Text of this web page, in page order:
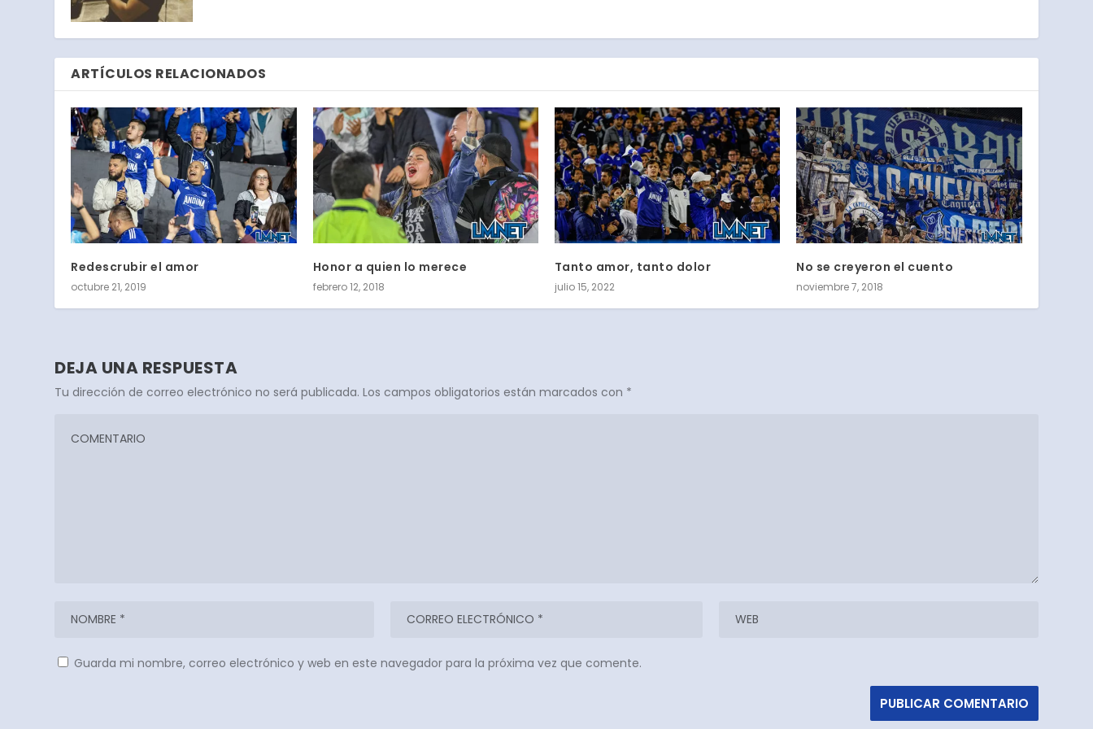
ARTÍCULOS RELACIONADOS
Redescrubir el amor
octubre 21, 2019
Honor a quien lo merece
febrero 12, 2018
Tanto amor, tanto dolor
julio 15, 2022
No se creyeron el cuento
noviembre 7, 2018
DEJA UNA RESPUESTA
Tu dirección de correo electrónico no será publicada. Los campos obligatorios están marcados con *
Guarda mi nombre, correo electrónico y web en este navegador para la próxima vez que comente.